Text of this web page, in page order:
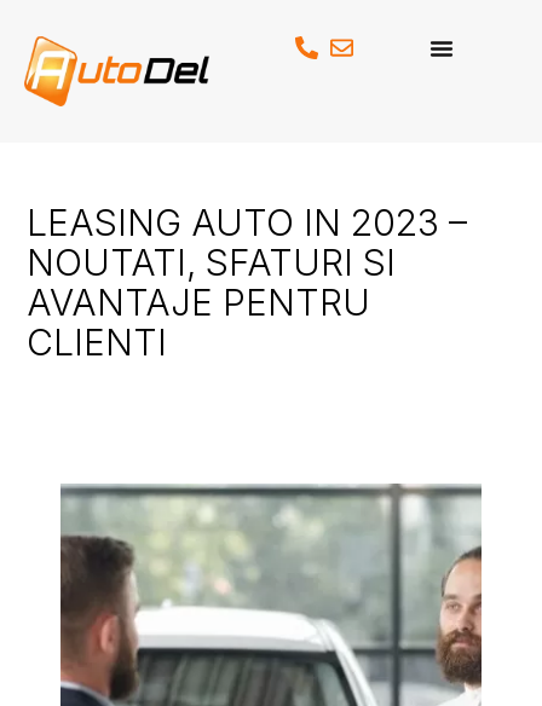
content
LEASING AUTO IN 2023 –
NOUTATI, SFATURI SI
AVANTAJE PENTRU
CLIENTI